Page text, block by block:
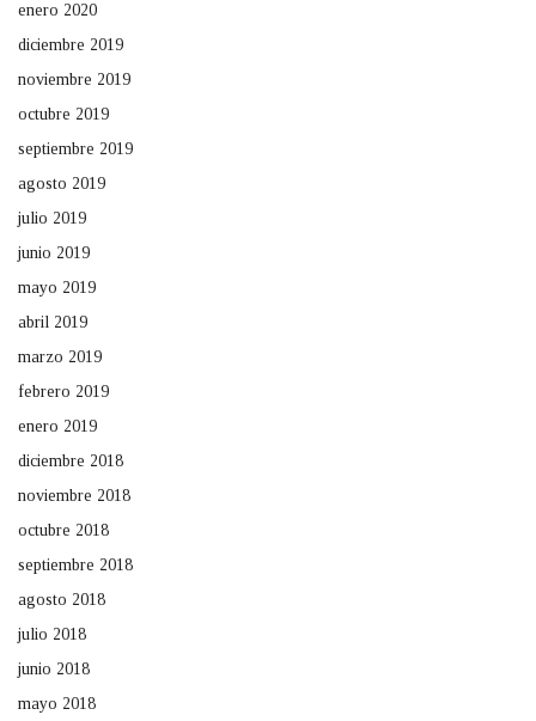
enero 2020
diciembre 2019
noviembre 2019
octubre 2019
septiembre 2019
agosto 2019
julio 2019
junio 2019
mayo 2019
abril 2019
marzo 2019
febrero 2019
enero 2019
diciembre 2018
noviembre 2018
octubre 2018
septiembre 2018
agosto 2018
julio 2018
junio 2018
mayo 2018